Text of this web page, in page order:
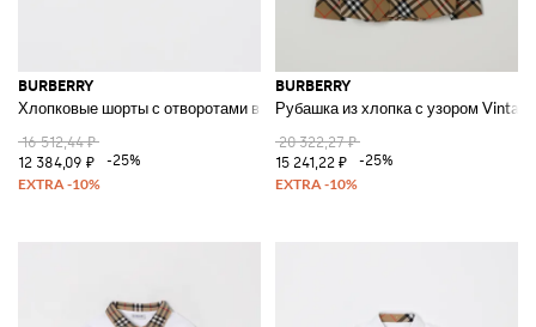
BURBERRY
Хлопковые шорты с отворотами в клетку
16 512,44 ₽
12 384,09 ₽
-25%
BURBERRY
Рубашка из хлопка с узором
20 322,27 ₽
15 241,22 ₽
-25%